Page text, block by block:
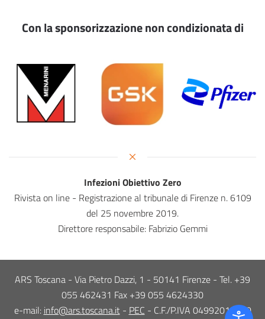
Con la sponsorizzazione non condizionata di
Infezioni Obiettivo Zero
Rivista on line - Registrazione al tribunale di Firenze n. 6109
del 25 novembre 2019.
Direttore responsabile: Fabrizio Gemmi
ARS Toscana - Via Pietro Dazzi, 1 - 50141 Firenze - Tel. +39
055 462431 Fax +39 055 4624330
e-mail: info@ars.toscana.it- PEC - C.F./P.IVA 04992010480